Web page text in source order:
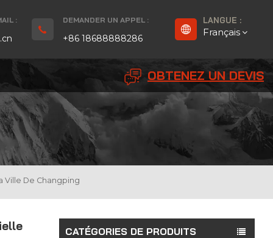
: DEMANDER UN APPEL :
+86 18688888286
LANGUE :
Français
Español
بالعربية
OBTENEZ UN DEVIS
Ville De Changping
CATÉGORIES DE PRODUITS